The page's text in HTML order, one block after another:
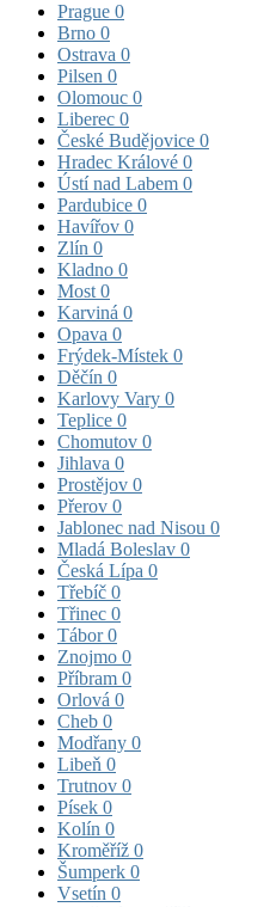
Prague 0
Brno 0
Ostrava 0
Pilsen 0
Olomouc 0
Liberec 0
České Budějovice 0
Hradec Králové 0
Ústí nad Labem 0
Pardubice 0
Havířov 0
Zlín 0
Kladno 0
Most 0
Karviná 0
Opava 0
Frýdek-Místek 0
Děčín 0
Karlovy Vary 0
Teplice 0
Chomutov 0
Jihlava 0
Prostějov 0
Přerov 0
Jablonec nad Nisou 0
Mladá Boleslav 0
Česká Lípa 0
Třebíč 0
Třinec 0
Tábor0
Znojmo 0
Příbram 0
Orlová 0
Cheb 0
Modřany 0
Libeň 0
Trutnov 0
Písek 0
Kolín 0
Kroměříž 0
Šumperk 0
Vsetín 0